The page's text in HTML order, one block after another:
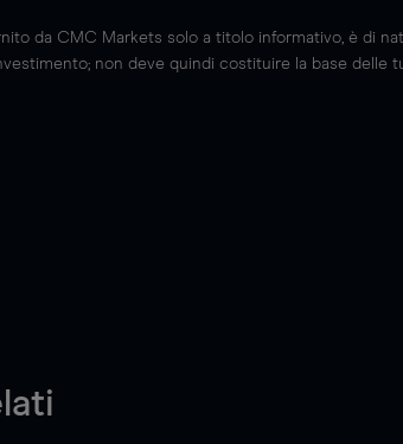
da CMC Markets solo a titolo informativo, è di
non deve quindi costituire la base delle